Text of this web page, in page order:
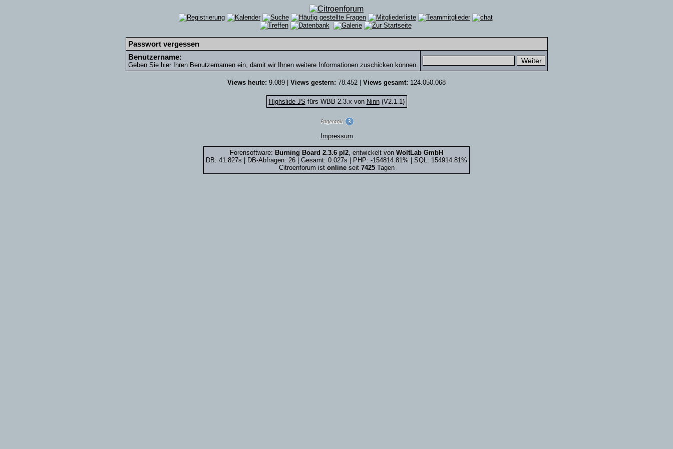
Passwort vergessen
Benutzername:
Geben Sie hier Ihren Benutzernamen ein, damit wir Ihnen weitere Informationen zuschicken können.
Views heute: 9.089 | Views gestern: 78.452 | Views gesamt: 124.050.068
Highslide JS fürs WBB 2.3.x von Ninn(V2.1.1)
Impressum
Forensoftware: Burning Board 2.3.6 pl2, entwickelt von WoltLab GmbH
DB: 41.827s | DB-Abfragen: 26 | Gesamt: 0.027s | PHP: -154814.81% | SQL: 154914.81%
Citroenforum ist onlineseit 7425Tagen